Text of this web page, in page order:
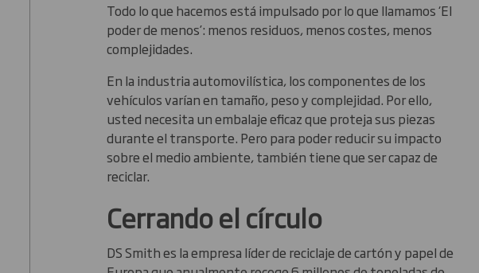
Todo lo que hacemos está impulsado por lo que llamamos ‘El
poder de menos’: menos residuos, menos costes, menos
complejidades.
En la industria automovilística, los componentes de los
vehículos varían en tamaño, peso y complejidad. Por ello,
usted necesita un embalaje eficaz que proteja sus piezas
durante el transporte. Pero para poder reducir su impacto
sobre el medio ambiente, también tiene que ser capaz de
reciclar.
Cerrando el círculo
DS Smith es la empresa líder de reciclaje de cartón y papel de